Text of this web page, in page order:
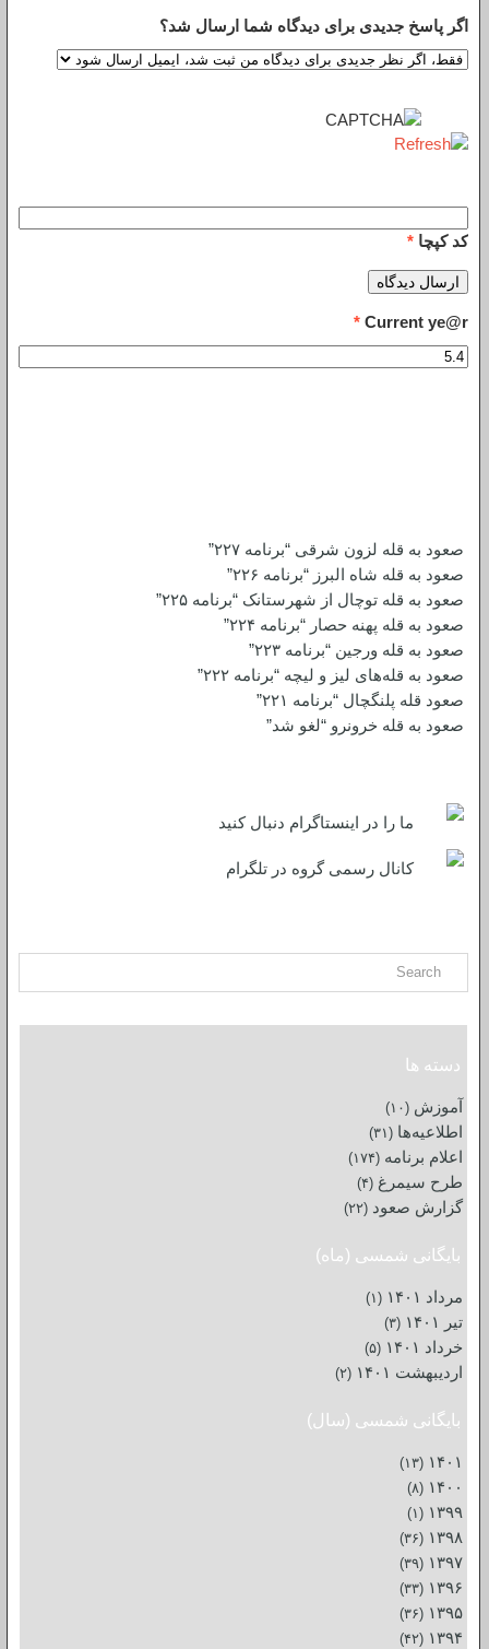
اگر پاسخ جدیدی برای دیدگاه شما ارسال شد؟
کد کپچا *
Current ye@r
*
صعود به قله لزون شرقی “برنامه ۲۲۷”
صعود به قله شاه البرز “برنامه ۲۲۶”
صعود به قله توچال از شهرستانک “برنامه ۲۲۵”
صعود به قله پهنه حصار “برنامه ۲۲۴”
صعود به قله ورجین “برنامه ۲۲۳”
صعود به قله‌های لیز و لیچه “برنامه ۲۲۲”
صعود قله پلنگچال “برنامه ۲۲۱”
صعود به قله‌ خرونرو “لغو شد”
ما را در اینستاگرام دنبال کنید
کانال رسمی گروه در تلگرام
دسته ها
آموزش (۱۰)
اطلاعیه‌ها (۳۱)
اعلام برنامه (۱۷۴)
طرح سیمرغ (۴)
گزارش صعود (۲۲)
بایگانی شمسی (ماه)
مرداد ۱۴۰۱ (۱)
تیر ۱۴۰۱ (۳)
خرداد ۱۴۰۱ (۵)
اردیبهشت ۱۴۰۱ (۲)
بایگانی شمسی (سال)
۱۴۰۱ (۱۳)
۱۴۰۰ (۸)
۱۳۹۹ (۱)
۱۳۹۸ (۳۶)
۱۳۹۷ (۳۹)
۱۳۹۶ (۳۳)
۱۳۹۵ (۳۶)
۱۳۹۴ (۴۲)